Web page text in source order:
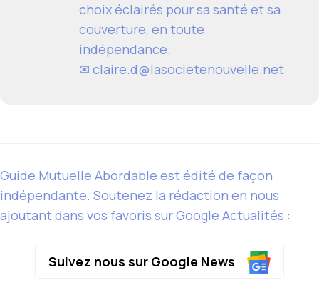
choix éclairés pour sa santé et sa
couverture, en toute
indépendance.
✉ claire.d@lasocietenouvelle.net
Guide Mutuelle Abordable est édité de façon
indépendante. Soutenez la rédaction en nous
ajoutant dans vos favoris sur Google Actualités :
Suivez nous sur Google News